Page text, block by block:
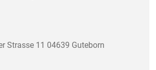
Strasse 11 04639 Guteborn